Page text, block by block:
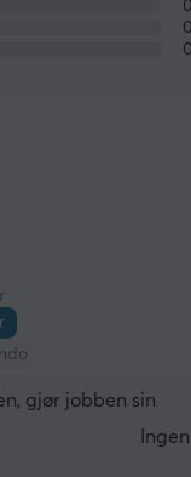
gjør jobben sin
Ingen